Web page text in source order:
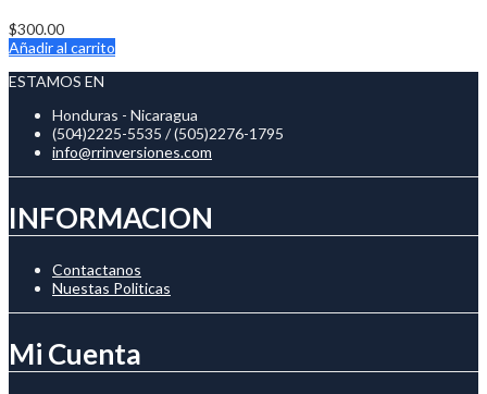
$300.00
Añadir al carrito
ESTAMOS EN
Honduras - Nicaragua
(504)2225-5535 / (505)2276-1795
info@rrinversiones.com
INFORMACION
Contactanos
Nuestas Politicas
Mi Cuenta